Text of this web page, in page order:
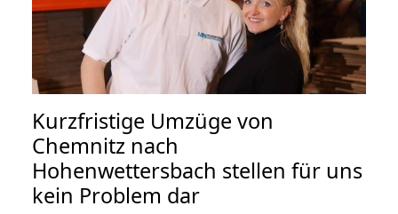
Kurzfristige Umzüge von
Chemnitz nach
Hohenwettersbach stellen für uns
kein Problem dar